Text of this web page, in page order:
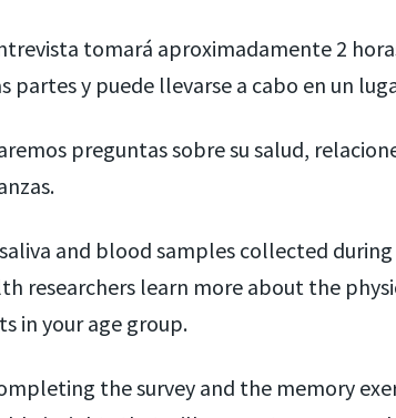
tomará aproximadamente 2
partes y puede llevarse a cabo en un
preguntas sobre su salud,
and blood samples collected
researchers learn more about the
in your age group.
the survey and the memory